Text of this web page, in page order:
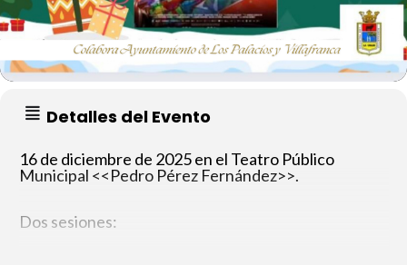
Detalles del Evento
16 de diciembre de 2025 en el Teatro Público
Municipal <<Pedro Pérez Fernández>>.
Dos sesiones: